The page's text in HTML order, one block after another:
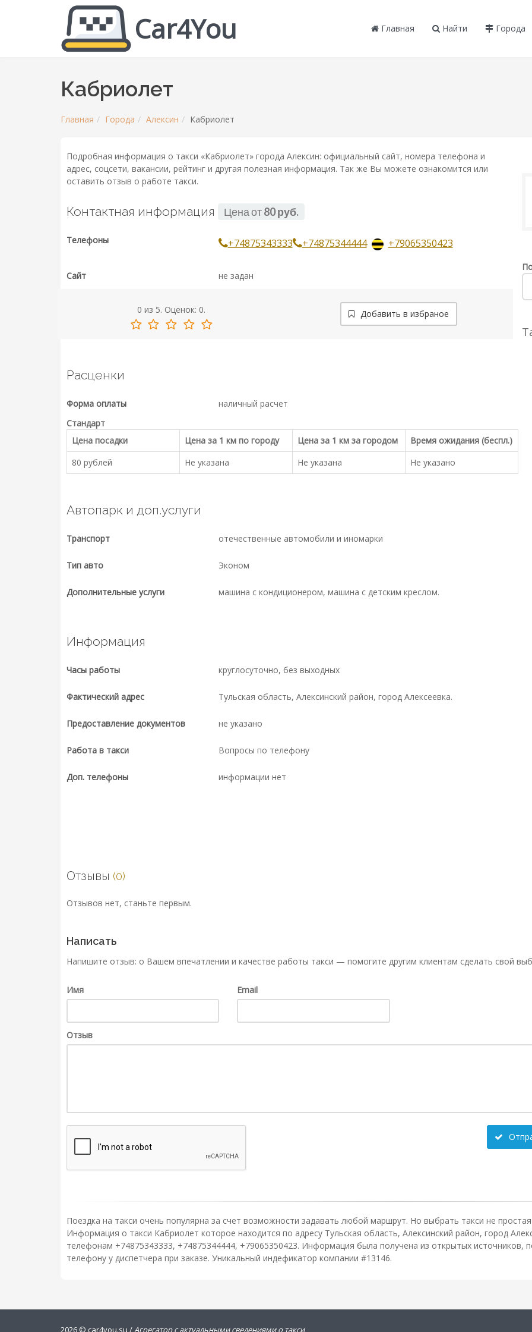
Car4You Главная Найти Города
Кабриолет
Главная Города Алексин Кабриолет
Подробная информация о такси «Кабриолет» города Алексин: официальный сайт, номера телефона и
адрес, соцсети, вакансии, рейтинг и другая полезная информация. Так же Вы можете ознакомится или
оставить отзыв о работе такси.
Контактная информация Цена от80 руб.
Телефоны +74875343333 +74875344444 +79065350423
Сайт не задан
0 из 5. Оценок: 0. Добавить в избраное
Расценки
Форма оплаты
наличный расчет
Стандарт
Цена посадки
Цена за 1 км по городу Цена за 1 км за городом
Время ожидания (беспл.)
80 рублей
Не указана Не указана Не указано
Автопарк и доп.услуги
Транспорт отечественные автомобили и иномарки
Тип авто Эконом
Дополнительные услуги машина с кондиционером, машина с детским креслом.
Информация
Часы работы круглосуточно, без выходных
Фактический адрес Тульская область, Алексинский район, город Алексеевка.
Предоставление документов не указано
Работа в такси Вопросы по телефону
Доп. телефоны информации нет
Отзывы (0)
Отзывов нет, станьте первым.
Написать
Напишите отзыв: о Вашем впечатлении и качестве работы такси — помогите другим клиентам сделать свой
Имя Email
Отзыв
Поездка на такси очень популярна за счет возможности задавать любой маршрут. Но выбрать такси не
Информация о такси Кабриолет которое находится по адресу Тульская область, Алексинский район, город
телефонам +74875343333, +74875344444, +79065350423. Информация была получена из открытых источников,
телефону у диспетчера при заказе. Уникальный индефикатор компании #13146.
2026 © car4you.su / Агрегатор с актуальными сведениями о такси